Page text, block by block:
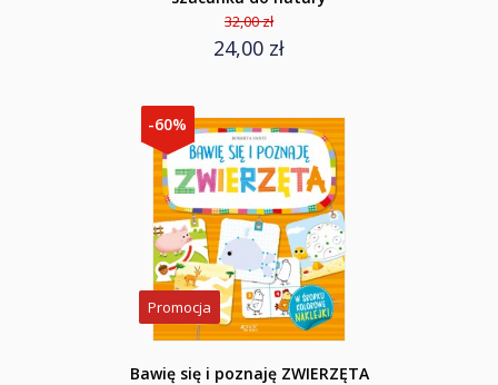
32,00 zł
24,00 zł
-60%
Promocja
Bawię się i poznaję ZWIERZĘTA